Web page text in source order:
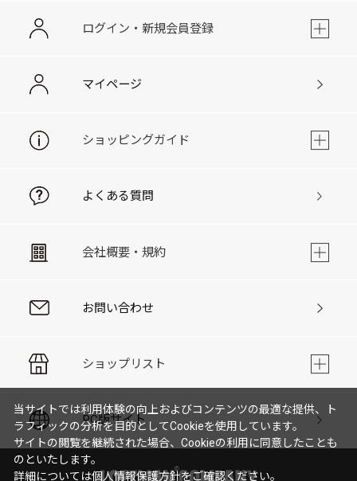
ログイン・新規会員登録
マイページ
ショッピングガイド
よくある質問
会社概要・規約
お問い合わせ
ショップリスト
PC版サイト
当サイトでは利用体験の向上およびコンテンツの最適な提供、ト
ラフィックの分析を目的としてCookieを使用しています。
サイトの閲覧を継続された場合、Cookieの利用に同意したことも
のといたします。
詳細については個人情報保護方針をご確認ください。